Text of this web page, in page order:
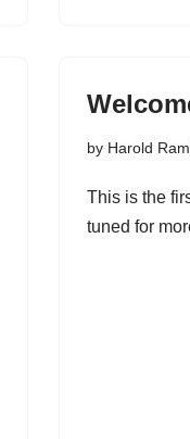
by Harold
This is the
tuned for